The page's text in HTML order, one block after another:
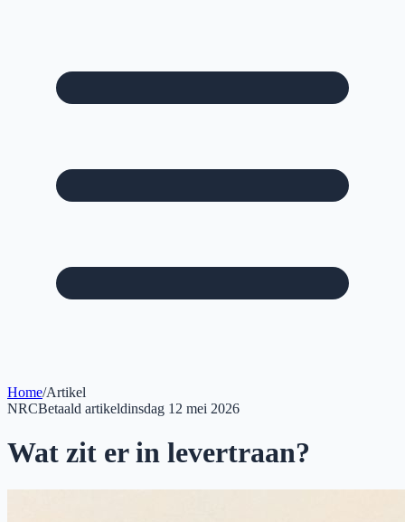
Home/Artikel
NRCBetaald artikeldinsdag 12 mei 2026
Wat zit er in levertraan?